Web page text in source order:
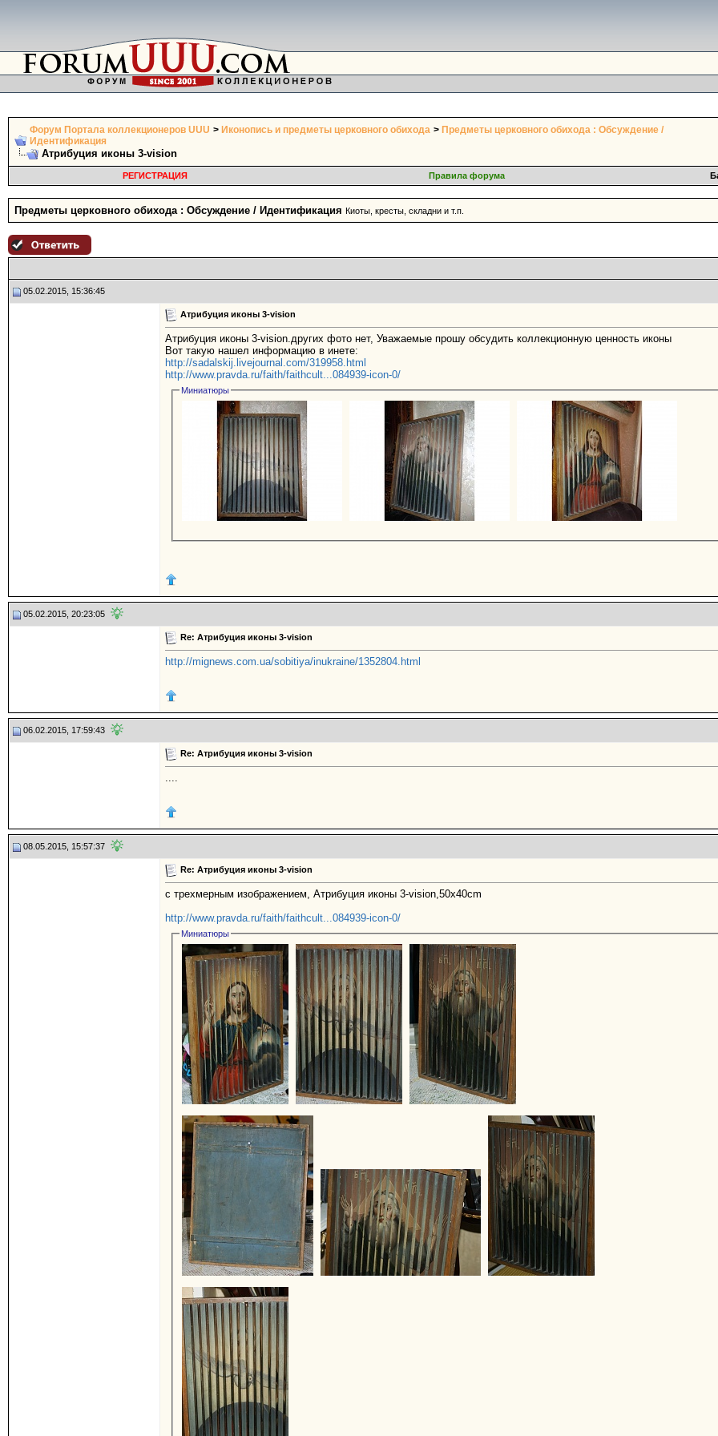
Форум Портала коллекционеров UUU > Иконопись и предметы церковного обихода > Предметы церковного обихода : Обсуждение /
Идентификация
Атрибуция иконы 3-vision
РЕГИСТРАЦИЯ Правила форума
Предметы церковного обихода : Обсуждение / Идентификация Киоты, кресты, складни и т.п.
05.02.2015, 15:36:45
Атрибуция иконы 3-vision
Атрибуция иконы 3-vision.других фото нет, Уважаемые прошу обсудить коллекционную ценность иконы
Bот такую нашел информацию в инете:
http://sadalskij.livejournal.com/319958.html
http://www.pravda.ru/faith/faithcult...084939-icon-0/
Миниатюры
05.02.2015, 20:23:05
Re: Атрибуция иконы 3-vision
http://mignews.com.ua/sobitiya/inukraine/1352804.html
06.02.2015, 17:59:43
Re: Атрибуция иконы 3-vision
....
08.05.2015, 15:57:37
Re: Атрибуция иконы 3-vision
с трехмерным изображением, Атрибуция иконы 3-vision,50x40cm
http://www.pravda.ru/faith/faithcult...084939-icon-0/
Миниатюры